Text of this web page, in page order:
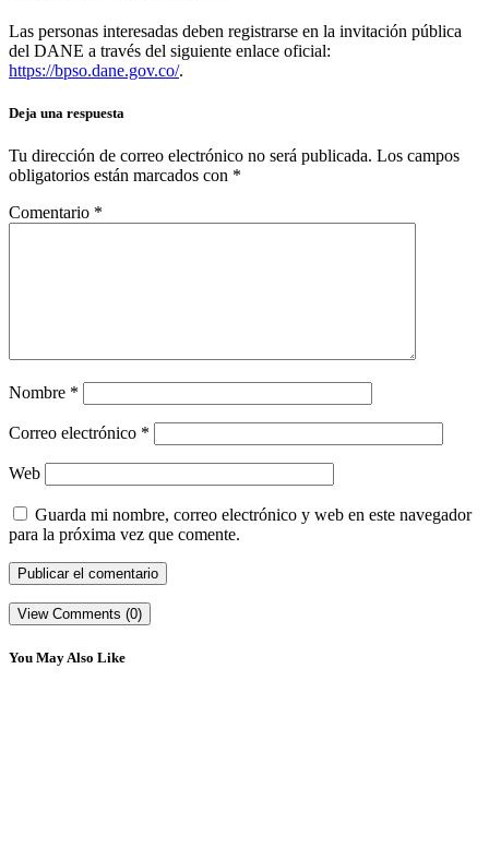
Las personas interesadas deben registrarse en la invitación pública
del DANE a través del siguiente enlace oficial:
https://bpso.dane.gov.co/.
Deja una respuesta
Tu dirección de correo electrónico no será publicada. Los campos
obligatorios están marcados con *
Comentario *
Nombre *
Correo electrónico *
Web
Guarda mi nombre, correo electrónico y web en este navegador
para la próxima vez que comente.
View Comments (0)
You May Also Like